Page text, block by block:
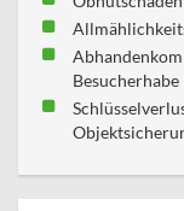
Besucherhabe